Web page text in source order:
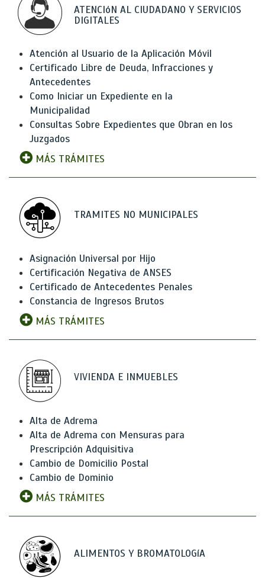
ATENCIóN AL CIUDADANO Y SERVICIOS
DIGITALES
Atención al Usuario de la Aplicación Móvil
Certificado Libre de Deuda, Infracciones y
Antecedentes
Como Iniciar un Expediente en la
Municipalidad
Consultas Sobre Expedientes que Obran en los
Juzgados
MÁS TRÁMITES
TRAMITES NO MUNICIPALES
Asignación Universal por Hijo
Certificación Negativa de ANSES
Certificado de Antecedentes Penales
Constancia de Ingresos Brutos
MÁS TRÁMITES
VIVIENDA E INMUEBLES
Alta de Adrema
Alta de Adrema con Mensuras para
Prescripción Adquisitiva
Cambio de Domicilio Postal
Cambio de Dominio
MÁS TRÁMITES
ALIMENTOS Y BROMATOLOGíA